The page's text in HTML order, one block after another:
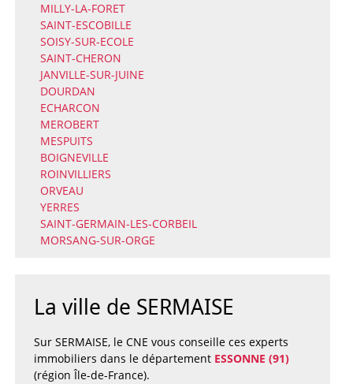
MILLY-LA-FORET
SAINT-ESCOBILLE
SOISY-SUR-ECOLE
SAINT-CHERON
JANVILLE-SUR-JUINE
DOURDAN
ECHARCON
MEROBERT
MESPUITS
BOIGNEVILLE
ROINVILLIERS
ORVEAU
YERRES
SAINT-GERMAIN-LES-CORBEIL
MORSANG-SUR-ORGE
La ville de SERMAISE
Sur SERMAISE, le CNE vous conseille ces experts
immobiliers dans le département ESSONNE (91)
(région Île-de-France).